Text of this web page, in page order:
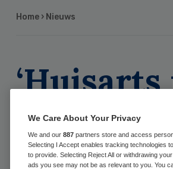
Home › Nieuws
klachten’
We Care About Your Privacy
We and our 887 partners store and access
Selecting I Accept enables tracking technologies
to provide. Selecting Reject All or withdrawing
ads you see may not be as relevant to you. You